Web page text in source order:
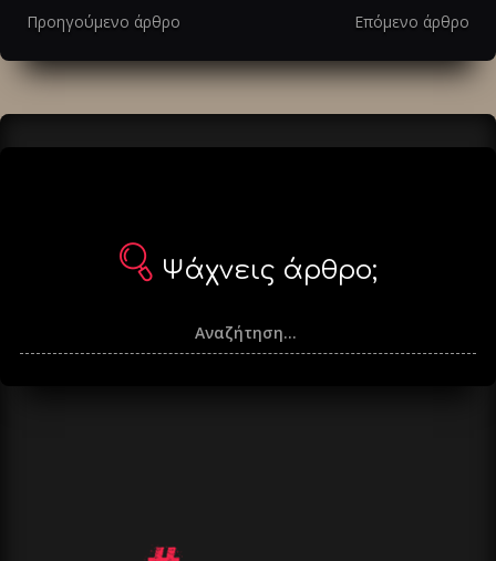
στα
άρθρα
Προηγούμενο άρθρο Επόμενο άρθρο
Ψάχνεις άρθρο;